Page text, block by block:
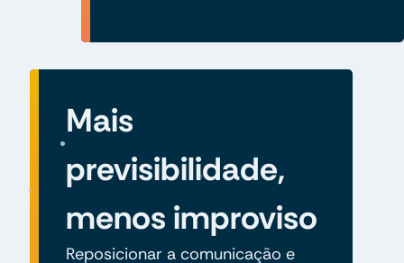
Mais
previsibilidade,
menos improviso
Reposicionar a comunicação e